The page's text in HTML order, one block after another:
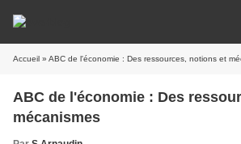
Accueil » ABC de l'économie : Des ressources, notions et
ABC de l'économie : Des
mécanismes